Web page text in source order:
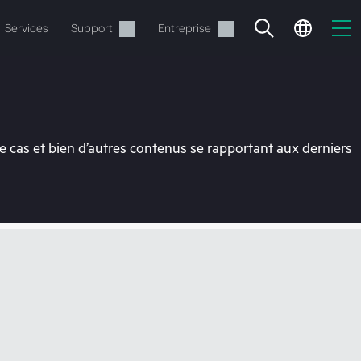
Services Support Entreprise
et bien d’autres contenus se rapportant aux derniers